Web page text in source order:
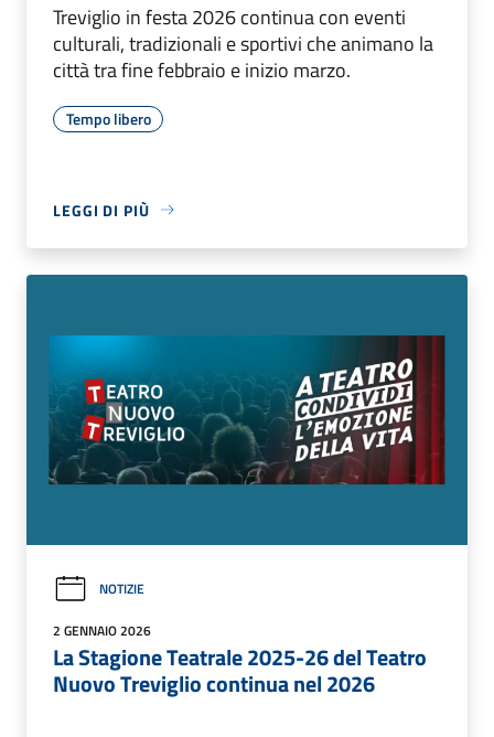
Treviglio in festa 2026 continua con eventi
culturali, tradizionali e sportivi che animano la
città tra fine febbraio e inizio marzo.
Tempo libero
LEGGI DI PIÙ
NOTIZIE
2 GENNAIO 2026
La Stagione Teatrale 2025-26 del Teatro
Nuovo Treviglio continua nel 2026